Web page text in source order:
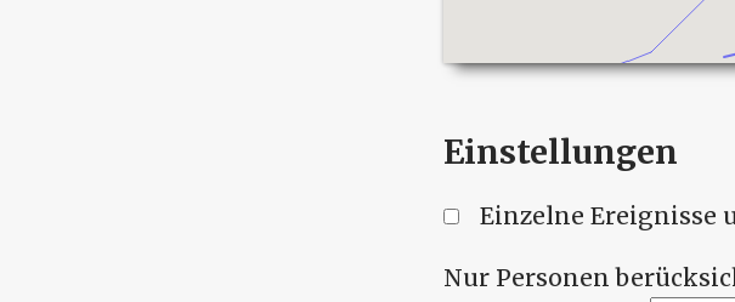
Einstellungen
Einzelne Ereignisse
Nur Personen